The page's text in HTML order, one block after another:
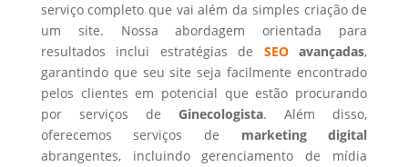
serviço completo que vai além da simples criação de
um site. Nossa abordagem orientada para
resultados inclui estratégias de SEOavançadas,
garantindo que seu site seja facilmente encontrado
pelos clientes em potencial que estão procurando
por serviços deGinecologista. Além disso,
oferecemos serviços de marketing digital
abrangentes, incluindo gerenciamento de mídia